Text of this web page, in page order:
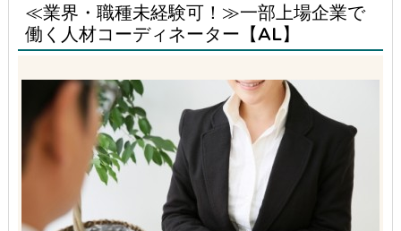
≪業界・職種未経験可！≫一部上場企業で
働く人材コーディネーター【AL】